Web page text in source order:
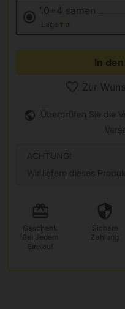
10+4 samen
Lagernd
In
Zur
Überprüfen Sie die
ACHTUNG!
Wir liefern dieses
Geschenk
Bei Jedem
Einkauf
Sichere
Zahlung